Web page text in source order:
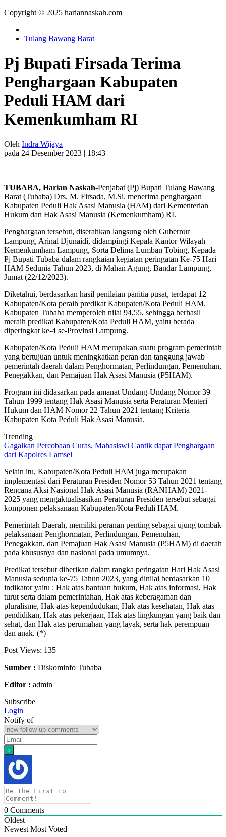
Copyright © 2025 hariannaskah.com
Tulang Bawang Barat
Pj Bupati Firsada Terima
Penghargaan Kabupaten
Peduli HAM dari
Kemenkumham RI
Oleh Indra Wijaya
pada 24 Desember 2023 | 18:43
TUBABA, Harian Naskah-Penjabat (Pj) Bupati Tulang Bawang
Barat (Tubaba) Drs. M. Firsada, M.Si. menerima penghargaan
Kabupaten Peduli Hak Asasi Manusia (HAM) dari Kementerian
Hukum dan Hak Asasi Manusia (Kemenkumham) RI.
Penghargaan tersebut, diserahkan langsung oleh Gubernur
Lampung, Arinal Djunaidi, didampingi Kepala Kantor Wilayah
Kemenkumham Lampung, Sorta Delima Lumban Tobing, Kepada
Pj Bupati Tubaba dalam rangkaian kegiatan peringatan Ke-75 Hari
HAM Sedunia Tahun 2023, di Mahan Agung, Bandar Lampung,
Jumat (22/12/2023).
Diketahui, berdasarkan hasil penilaian panitia pusat, terdapat 12
Kabupaten/Kota peraih predikat Kabupaten/Kota Peduli HAM.
Kabupaten Tubaba memperoleh nilai 94,55, sehingga berhasil
meraih predikat Kabupaten/Kota Peduli HAM, yaitu berada
diperingkat ke-4 se-Provinsi Lampung.
Kabupaten/Kota Peduli HAM merupakan suatu program pemerintah
yang bertujuan untuk meningkatkan peran dan tanggung jawab
pemerintah daerah dalam Penghormatan, Perlindungan, Pemenuhan,
Penegakkan, dan Pemajuan Hak Asasi Manusia (P5HAM).
Program ini didasarkan pada amanat Undang-Undang Nomor 39
Tahun 1999 tentang Hak Asasi Manusia serta Peraturan Menteri
Hukum dan HAM Nomor 22 Tahun 2021 tentang Kriteria
Kabupaten Kota Peduli Hak Asasi Manusia.
Trending
Gagalkan Percobaan Curas, Mahasiswi Cantik dapat Penghargaan
dari Kapolres Lamsel
Selain itu, Kabupaten/Kota Peduli HAM juga merupakan
implementasi dari Peraturan Presiden Nomor 53 Tahun 2021 tentang
Rencana Aksi Nasional Hak Asasi Manusia (RANHAM) 2021-
2025 yang mengaktualisasikan Peraturan Presiden tersebut sebagai
komponen pelaksanaan Kabupaten/Kota Peduli HAM.
Pemerintah Daerah, memiliki peranan penting sebagai ujung tombak
pelaksanaan Penghormatan, Perlindungan, Pemenuhan,
Penegakkan, dan Pemajuan Hak Asasi Manusia (P5HAM) di daerah
pada khususnya dan nasional pada umumnya.
Predikat tersebut diberikan dalam rangka peringatan Hari Hak Asasi
Manusia sedunia ke-75 Tahun 2023, yang dinilai berdasarkan 10
indikator yaitu : Hak atas bantuan hukum, Hak atas informasi, Hak
turut serta dalam pemerintahan, Hak atas keberagaman dan
pluralisme, Hak atas kependudukan, Hak atas kesehatan, Hak atas
pendidikan, Hak atas pekerjaan, Hak atas lingkungan yang baik dan
sehat, dan Hak atas perumahan yang layak, serta hak perempuan
dan anak. (*)
Post Views: 135
Sumber : Diskominfo Tubaba
Editor : admin
Subscribe
Login
Notify of
0 Comments
Oldest
Newest Most Voted